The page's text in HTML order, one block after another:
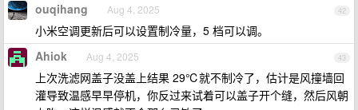
42
ouqihang Aug 4, 2025
小米空调更新后可以设置制冷量，5 档可以调。
43
Ahiok Aug 4, 2025
上次洗滤网盖子没盖上结果 29℃就不制冷了，估计是风撞墙回
灌导致温感早早停机，你反过来试着可以盖子开个缝，然后风朝